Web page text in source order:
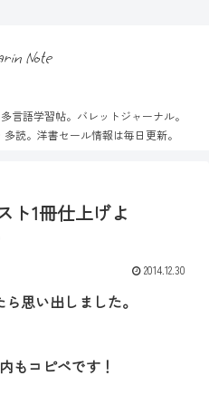
Note
言語学習帖。バレットジャーナル。
読。洋書セール情報は毎日更新。
ト1冊仕上げよ
2014.12.30
思い出しました。
もコピペです！